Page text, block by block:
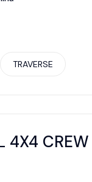
TRAVERSE
4X4 CREW